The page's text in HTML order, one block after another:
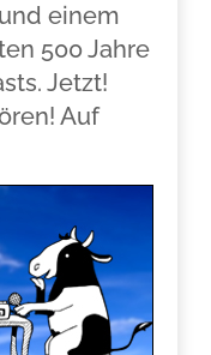
einem
500 Jahre
Jetzt!
Auf